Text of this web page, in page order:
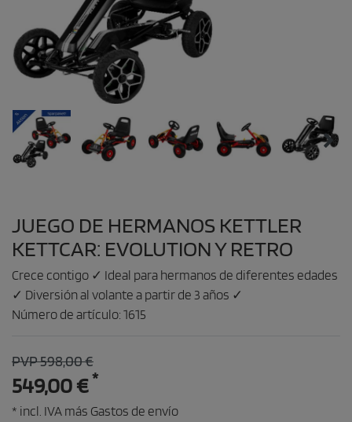
JUEGO DE HERMANOS KETTLER
KETTCAR: EVOLUTION Y RETRO
Crece contigo ✓ Ideal para hermanos de diferentes edades
✓ Diversión al volante a partir de 3 años ✓
Número de artículo: 1615
PVP 598,00 €
549,00 €*
* incl. IVA más Gastos de envío